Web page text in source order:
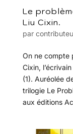
Le
Liu Cixin.
par
On ne compte
Cixin,
(1). Auréolée
trilogie Le
aux éditions